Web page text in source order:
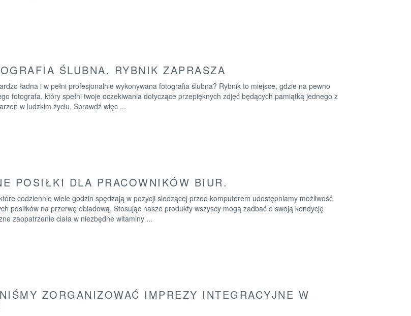
ŚLUBNA. RYBNIK ZAPRASZA
ładna i w pełni profesjonalnie wykonywana fotografia ślubna? Rybnik to miejsce, gdzie na pewno
fotografa, który spełni twoje oczekiwania dotyczące przepięknych zdjęć będących pamiątką jednego z
w ludzkim życiu. Sprawdź więc ...
POSIŁKI DLA PRACOWNIKÓW BIUR.
codziennie wiele godzin spędzają w pozycji siedzącej przed komputerem udostępniamy możliwość
posiłków na przerwę obiadową. Stosując nasze produkty wszyscy mogą zadbać o swoją kondycję
zaopatrzenie ciała w niezbędne witaminy ...
ZORGANIZOWAĆ IMPREZY INTEGRACYJNE W